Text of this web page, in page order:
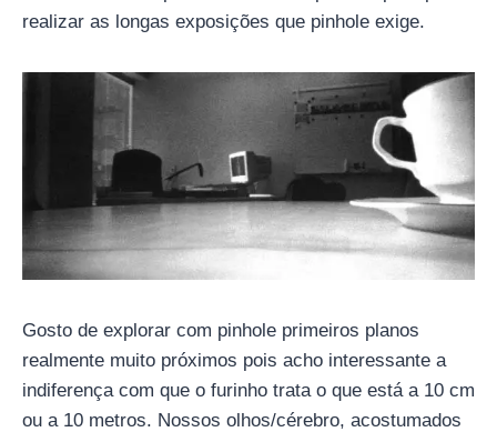
realizar as longas exposições que pinhole exige.
Gosto de explorar com pinhole primeiros planos
realmente muito próximos pois acho interessante a
indiferença com que o furinho trata o que está a 10 cm
ou a 10 metros. Nossos olhos/cérebro, acostumados